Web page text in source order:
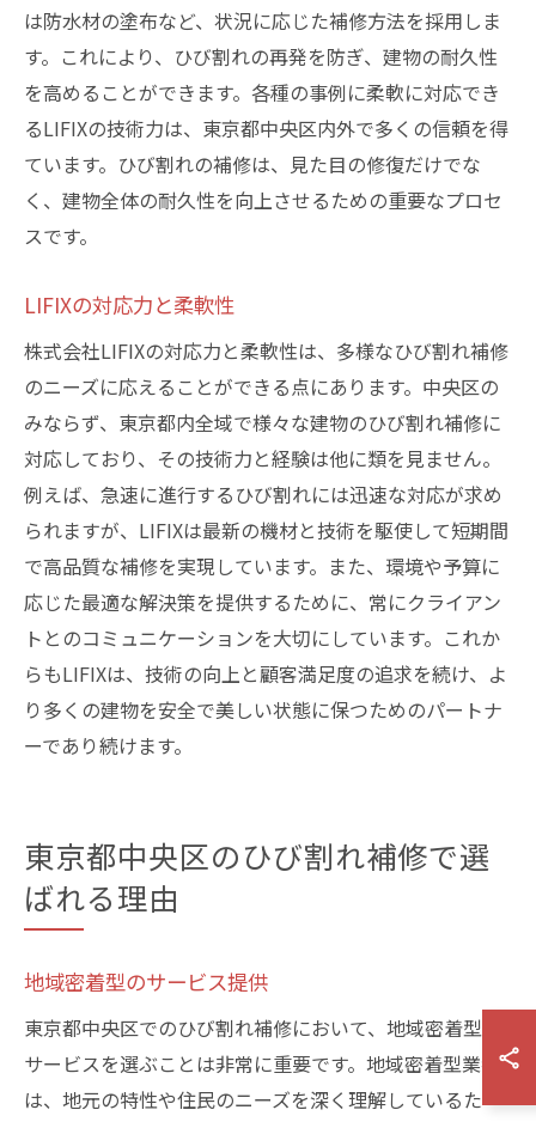
は防水材の塗布など、状況に応じた補修方法を採用しま
す。これにより、ひび割れの再発を防ぎ、建物の耐久性
を高めることができます。各種の事例に柔軟に対応でき
るLIFIXの技術力は、東京都中央区内外で多くの信頼を得
ています。ひび割れの補修は、見た目の修復だけでな
く、建物全体の耐久性を向上させるための重要なプロセ
スです。
LIFIXの対応力と柔軟性
株式会社LIFIXの対応力と柔軟性は、多様なひび割れ補修
のニーズに応えることができる点にあります。中央区の
みならず、東京都内全域で様々な建物のひび割れ補修に
対応しており、その技術力と経験は他に類を見ません。
例えば、急速に進行するひび割れには迅速な対応が求め
られますが、LIFIXは最新の機材と技術を駆使して短期間
で高品質な補修を実現しています。また、環境や予算に
応じた最適な解決策を提供するために、常にクライアン
トとのコミュニケーションを大切にしています。これか
らもLIFIXは、技術の向上と顧客満足度の追求を続け、よ
り多くの建物を安全で美しい状態に保つためのパートナ
ーであり続けます。
東京都中央区のひび割れ補修で選
ばれる理由
地域密着型のサービス提供
東京都中央区でのひび割れ補修において、地域密着型の
サービスを選ぶことは非常に重要です。地域密着型業者
は、地元の特性や住民のニーズを深く理解しているた